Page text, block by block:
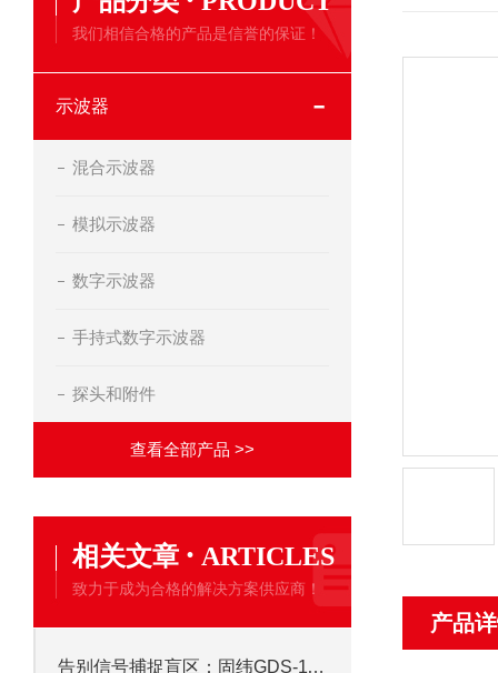
我们相信合格的产品是信誉的保证！
示波器
混合示波器
模拟示波器
数字示波器
手持式数字示波器
探头和附件
查看全部产品 >>
相关文章 · ARTICLES
致力于成为合格的解决方案供应商！
告别信号捕捉盲区：固纬GDS-1102示波器峰值侦测与触发系统全攻略
产品